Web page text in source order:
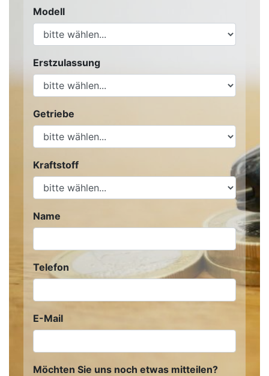
Modell
Erstzulassung
Getriebe
Kraftstoff
Name
Telefon
E-Mail
Möchten Sie uns noch etwas mitteilen?